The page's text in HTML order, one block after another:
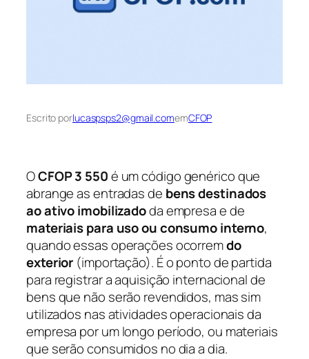
Escrito porlucaspsps2@gmail.comemCFOP
OCFOP 3 550é um código genérico que
abrange as entradas de bens destinados
ao ativo imobilizadoda empresa e de
materiais para uso ou consumo interno,
quando essas operações ocorremdo
exterior (importação). É o ponto de partida
para registrar a aquisição internacional de
bens que não serão revendidos, mas sim
utilizados nas atividades operacionais da
empresa por um longo período, ou materiais
que serão consumidos no dia a dia.